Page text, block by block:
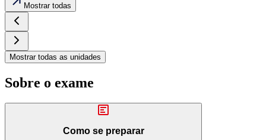
Mostrar todas
Mostrar todas as unidades
Sobre o exame
Como se preparar